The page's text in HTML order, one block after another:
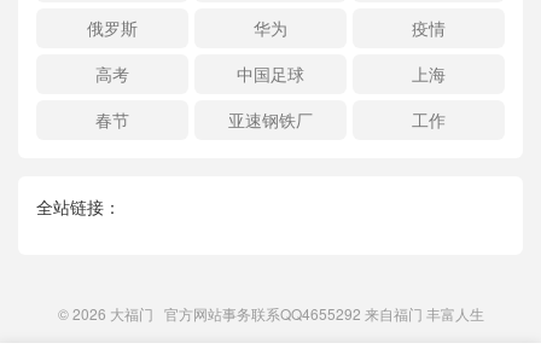
俄罗斯
华为
疫情
高考
中国足球
上海
春节
亚速钢铁厂 工作
全站链接：
© 2026 大福门 官方网站事务联系QQ4655292 来自福门 丰富人生